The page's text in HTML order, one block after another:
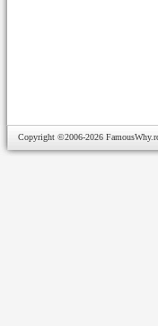
Copyright ©2006-2026